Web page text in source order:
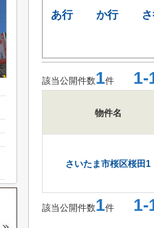
あ行 か行
該当公開件数1件 1-
物件名
さいたま市桜区桜田1
該当公開件数1件 1-